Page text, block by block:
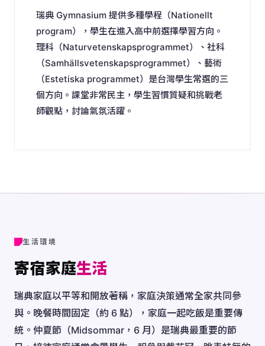
瑞典 Gymnasium 提供多種學程（Nationellt
program），學生在進入高中前選擇學習方向。
理科（Naturvetenskapsprogrammet）、社科
（Samhällsvetenskapsprogrammet）、藝術
（Estetiska programmet）是台灣學生常選的三
個方向。課堂非常民主，學生習慣質疑和挑戰老
師觀點，討論氣氛活躍。
生活環境
寄宿家庭生活
瑞典家庭以平等和開放著稱，家庭決策通常全家共同參
與。晚餐時間固定（約 6 點），家庭一起吃飯是重要傳
統。仲夏節（Midsommar，6 月）是瑞典最重要的節